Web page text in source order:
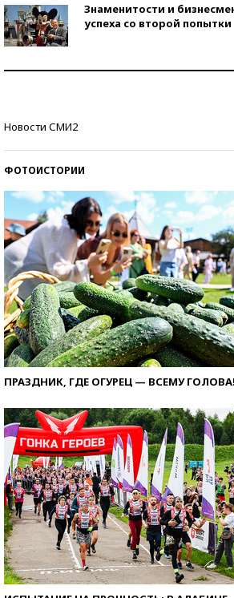
Знаменитости и
успеха со второй попытки
Новости СМИ2
ФОТОИСТОРИИ
ПРАЗДНИК, ГДЕ ОГУРЕЦ — ВСЕМУ ГОЛОВА!